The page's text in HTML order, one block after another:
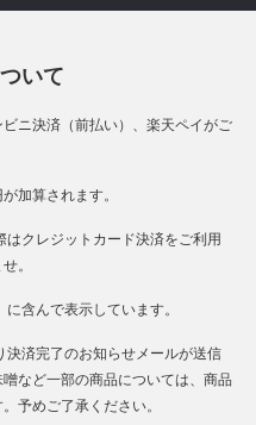
いて
ニ決済（前払い）、楽天ペイがご
加算されます。
クレジットカード決済をご利用
。
含んで表示しています。
済完了のお知らせメールが送信
など一部の商品については、商品
予めご了承ください。